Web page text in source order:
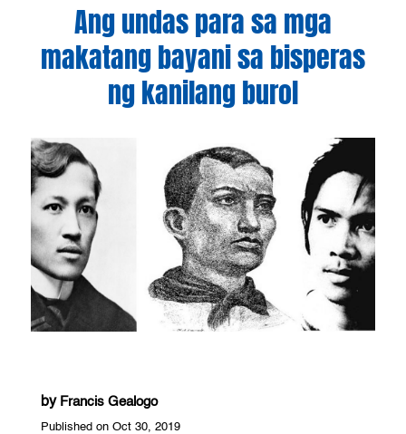
Ang undas para sa mga
makatang bayani sa bisperas
ng kanilang burol
by Francis Gealogo
Published on Oct 30, 2019